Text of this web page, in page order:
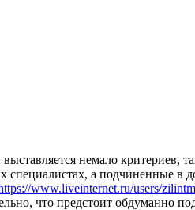
немало критериев,
специалистах, а подчиненные в
www.liveinternet.ru/users/
что предстоит обдуманно